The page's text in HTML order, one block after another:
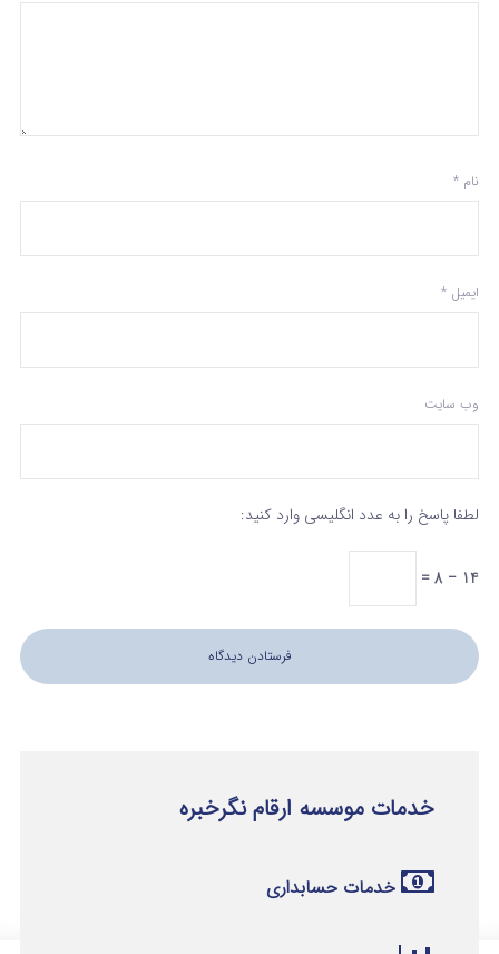
نام *
ایمیل *
وب‌ سایت
لطفا پاسخ را به عدد انگلیسی وارد کنید:
14 − 8 =
خدمات موسسه ارقام نگرخبره
خدمات حسابداری